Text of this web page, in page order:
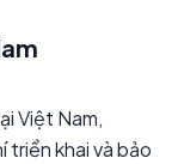
Việt Nam,
triển khai và bảo